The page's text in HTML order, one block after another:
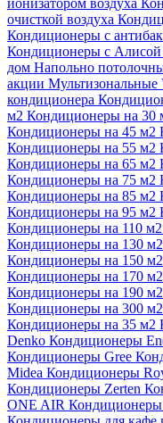
ионизатором воздуха
очисткой воздуха
Кондиционеры с
Кондиционеры с Алисой
дом Напольно
акции
кондиционера
м2 Кондиционеры на 30
Кондиционеры на 45 м2
Кондиционеры на 55 м2
Кондиционеры на 65 м2
Кондиционеры на 75 м2
Кондиционеры на 85 м2
Кондиционеры на 95 м2
Кондиционеры на 110 м2
Кондиционеры на 130 м2
Кондиционеры на 150 м2
Кондиционеры на 170 м2
Кондиционеры на 190 м2
Кондиционеры на 300 м2
Кондиционеры на 35 м2
Denko Кондиционеры
Кондиционеры Gree
Midea Кондиционеры
Кондиционеры Zerten
ONE AIR Кондиционеры